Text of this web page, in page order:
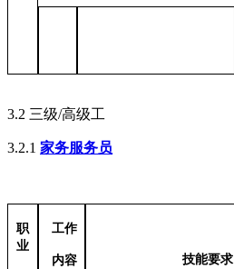
3.2 三级/高级工
3.2.1 家务服务员
职
业
工作
内容 技能要求